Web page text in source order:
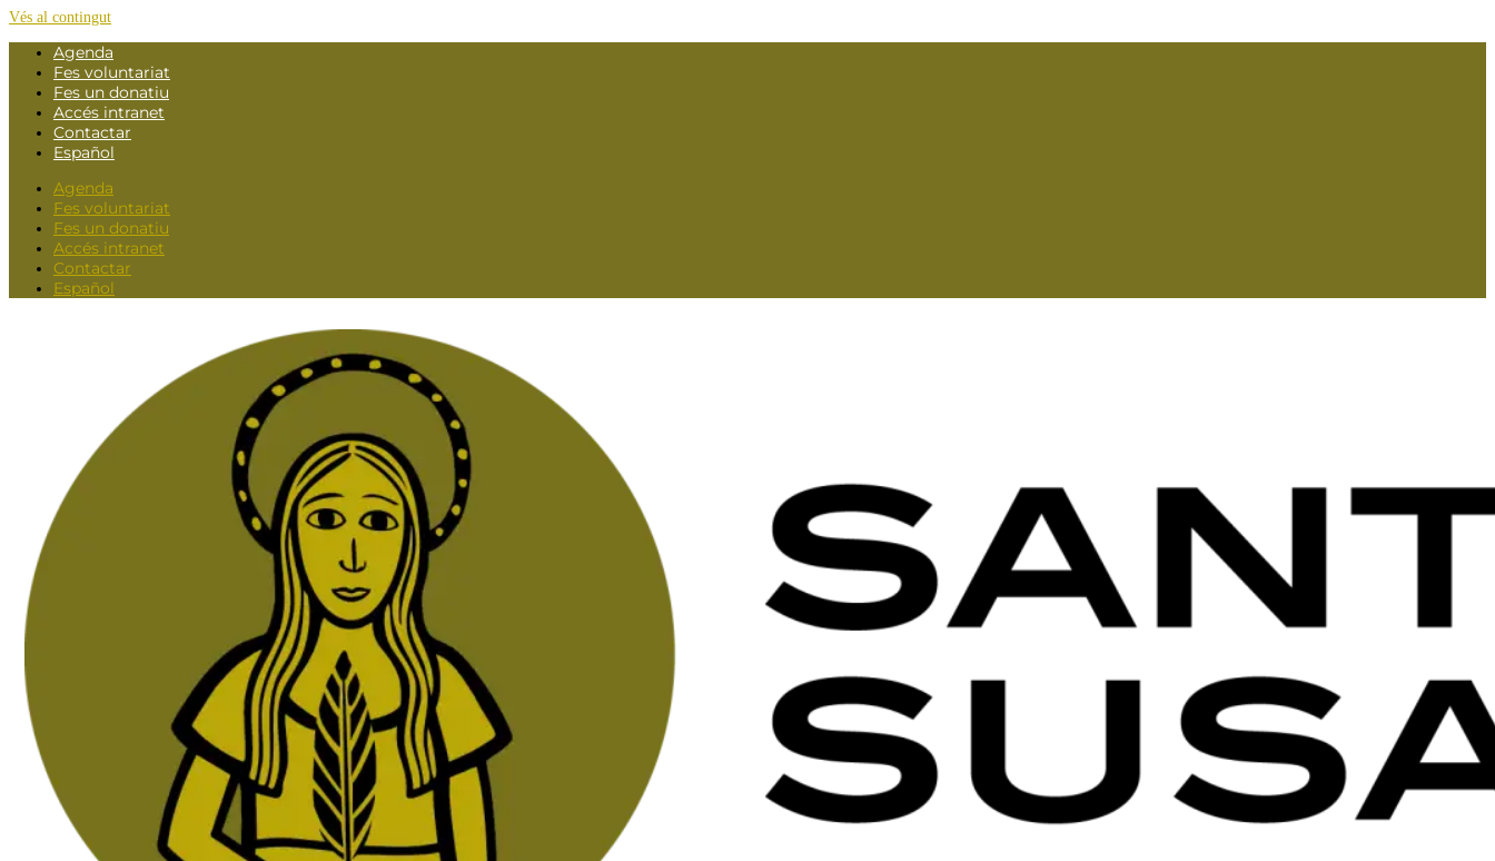
Vés al contingut
Agenda
Fes voluntariat
Fes un donatiu
Accés intranet
Contactar
Español
Agenda
Fes voluntariat
Fes un donatiu
Accés intranet
Contactar
Español